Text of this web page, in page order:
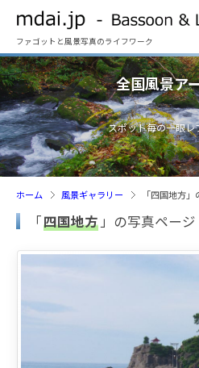
ファゴットと風景写真のライフワーク
全国風景ア
スポット毎の一眼レ
ホーム 風景ギャラリー 「四国地方
「四国地方」の写真ページ